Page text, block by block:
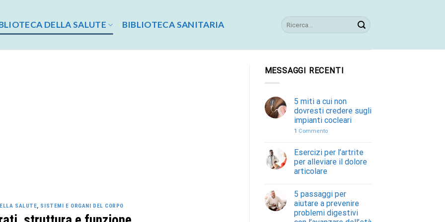
DELLA SALUTE BIBLIOTECA SANITARIA
SALUTE, SISTEMI E ORGANI DEL CORPO
MESSAGGI RECENTI
5 miti a cui non
dovresti credere sugli
impianti cocleari
1 Commento
Esercizi per l’artrite
per alleviare il dolore
articolare
5 passaggi per
aiutare a prevenire
problemi digestivi